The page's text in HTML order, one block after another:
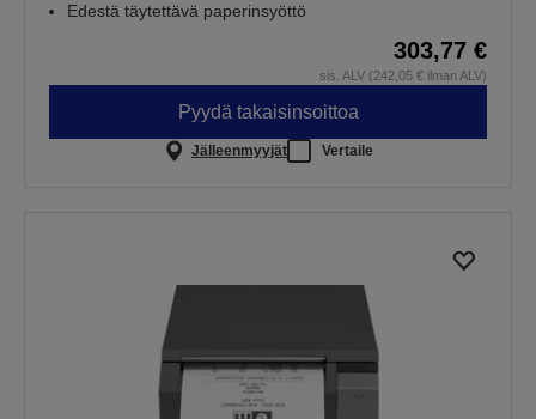
Edestä täytettävä paperinsyöttö
303,77 €
sis. ALV (242,05 € ilman ALV)
Pyydä takaisinsoittoa
Jälleenmyyjät Vertaile